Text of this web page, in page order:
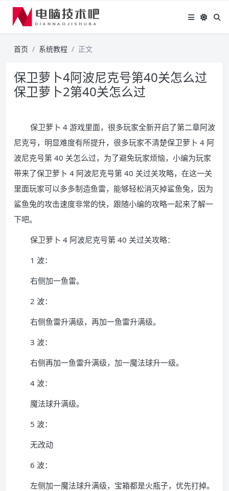
首页 系统教程 正文
保卫萝卜4阿波尼克号第40关怎么过
保卫萝卜2第40关怎么过
保卫萝卜 4 游戏里面，很多玩家全新开启了第二章阿波
尼克号，明显难度有所提升，很多玩家不清楚保卫萝卜 4 阿
波尼克号第 40 关怎么过，为了避免玩家烦恼，小编为玩家
带来了保卫萝卜 4 阿波尼克号第 40 关过关攻略，在这一关
里面玩家可以多多制造鱼雷，能够轻松消灭掉鲨鱼兔，因为
鲨鱼兔的攻击速度非常的快，跟随小编的攻略一起来了解一
下吧。
保卫萝卜 4 阿波尼克号第 40 关过关攻略：
1 波：
右侧加一鱼雷。
2 波：
右侧鱼雷升满级，再加一鱼雷升满级。
3 波：
右侧再加一鱼雷升满级，加一魔法球升一级。
4 波：
魔法球升满级。
5 波：
无改动
6 波：
左侧加一魔法球升满级，宝箱都是火瓶子，优先打掉。